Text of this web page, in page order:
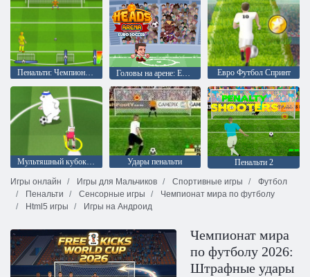
Пенальти: Чемпионат Европы 2016 Головы на арене: Евро футбол Евро Футбол Спринт
Удары пенальти
Пенальти 2
Игры онлайн
Игры для Мальчиков Спортивные игры
Футбол
Пенальти
Сенсорные игры
Чемпионат мира по футболу
Html5 игры
Игры на Андроид
Чемпионат мира
по футболу 2026:
Штрафные удары